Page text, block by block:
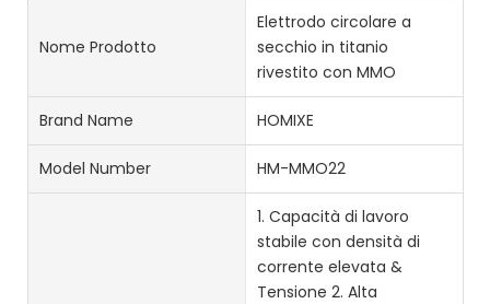
Nome Prodotto
Elettrodo circolare a
secchio in titanio
rivestito con MMO
Brand Name HOMIXE
Model Number HM-MMO22
1. Capacità di lavoro
stabile con densità di
corrente elevata &
Tensione 2. Alta